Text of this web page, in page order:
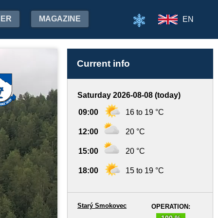
MAGAZINE EN
Current info
Saturday 2026-08-08 (today)
09:00 16 to 19 °C
12:00 20 °C
15:00 20 °C
18:00 15 to 19 °C
OPERATION:
Starý Smokovec